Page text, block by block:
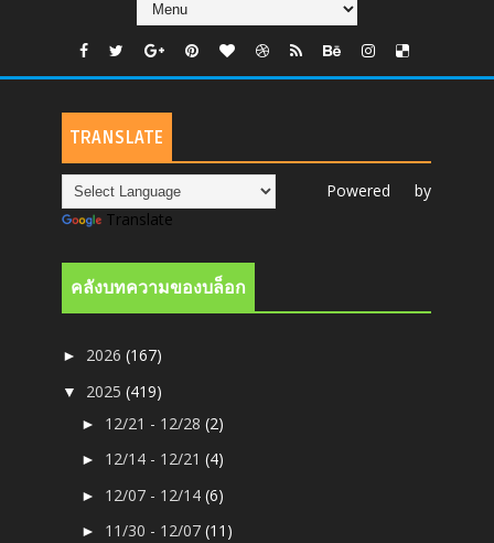
TRANSLATE
Powered by
Translate
คลังบทความของบล็อก
► 2026(167)
▼ 2025(419)
► 12/21 - 12/28(2)
► 12/14 - 12/21(4)
► 12/07 - 12/14(6)
► 11/30 - 12/07(11)